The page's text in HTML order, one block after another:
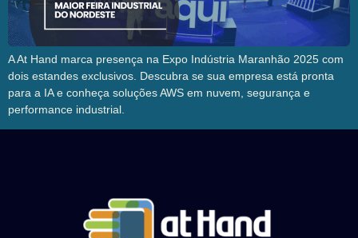
A At Hand marca presença na Expo Indústria Maranhão 2025 com
dois estandes exclusivos. Descubra se sua empresa está pronta
para a IA e conheça soluções AWS em nuvem, segurança e
performance industrial.